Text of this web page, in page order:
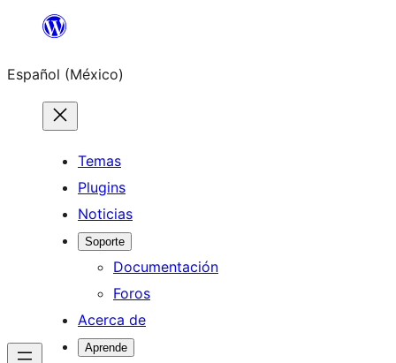
Saltar
contenido
Español (México)
Temas
Plugins
Noticias
Soporte
Documentación
Foros
Acerca de
Aprende